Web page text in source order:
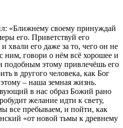
«Ближнему своему принуждай
его. Приветствуй его
хвали его даже за то, чего он не
ним, говори о нём всё хорошее и
подобным этому привлечёшь его
в другого человека, как Бог
– наша земная жизнь.
в нас образ Божий рано
желание идти к свету,
все пребываем, и пойти, как
«от новой тьмы к древнему